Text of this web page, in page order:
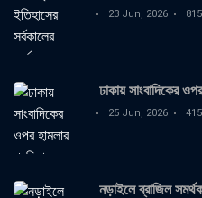
23 Jun, 2026 815
ঢাকায় সাংবাদিকের
25 Jun, 2026 415
নড়াইলে ব্রাজিল